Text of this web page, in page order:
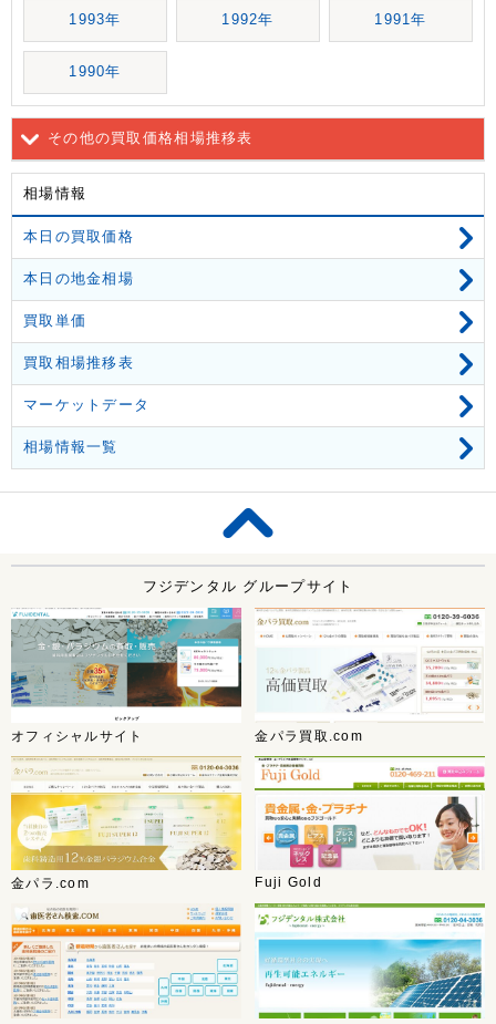
1993年 1992年 1991年
1990年
その他の買取価格相場推移表
相場情報
本日の買取価格
本日の地金相場
買取単価
買取相場推移表
マーケットデータ
相場情報一覧
フジデンタル グループサイト
オフィシャルサイト 金パラ買取.com
金パラ.com Fuji Gold